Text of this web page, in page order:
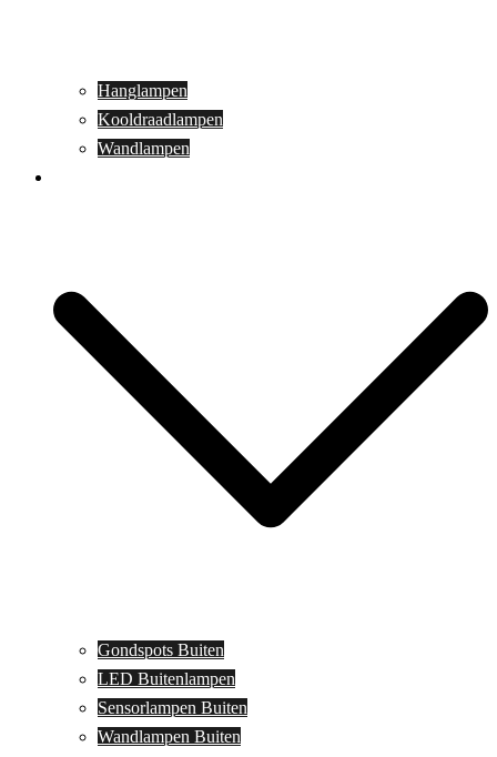
Hanglampen
Kooldraadlampen
Wandlampen
Gondspots Buiten
LED Buitenlampen
Sensorlampen Buiten
Wandlampen Buiten